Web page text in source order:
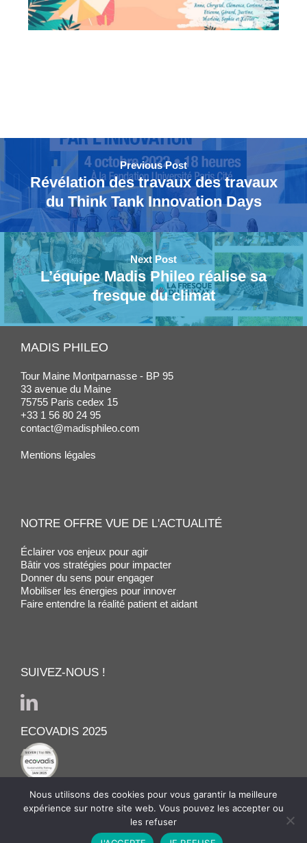
Previous Post
Révélation des travaux des travaux
du Think Tank Innovation Days
Next Post
L’équipe Madis Phileo réalise sa
fresque du climat
MADIS PHILEO
Tour Maine Montparnasse - BP 95
33 avenue du Maine
75755 Paris cedex 15
+33 1 56 80 24 95
contact@madisphileo.com
Mentions légales
NOTRE OFFRE VUE DE L'ACTUALITÉ
Éclairer vos enjeux pour agir
Bâtir vos stratégies pour impacter
Donner du sens pour engager
Mobiliser les énergies pour innover
Faire entendre la réalité patient et aidant
SUIVEZ-NOUS !
ECOVADIS 2025
© MADIS PHILEO 2020-2025 - TOUS
Nous utilisons des cookies pour vous garantir la meilleure
expérience sur notre site web. Vous pouvez les accepter ou
les refuser